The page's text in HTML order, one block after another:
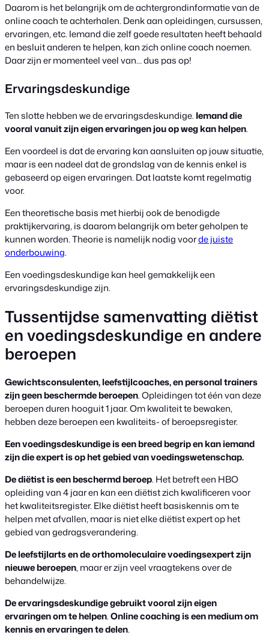
Daarom is het belangrijk om de achtergrondinformatie van de
online coach te achterhalen. Denk aan opleidingen, cursussen,
ervaringen, etc. Iemand die zelf goede resultaten heeft behaald
en besluit anderen te helpen, kan zich online coach noemen.
Daar zijn er momenteel veel van… dus pas op!
Ervaringsdeskundige
Ten slotte hebben we de ervaringsdeskundige. Iemand die
vooral vanuit zijn eigen ervaringen jou op weg kan helpen.
Een voordeel is dat de ervaring kan aansluiten op jouw situatie,
maar is een nadeel dat de grondslag van de kennis enkel is
gebaseerd op eigen ervaringen. Dat laatste komt regelmatig
voor.
Een theoretische basis met hierbij ook de benodigde
praktijkervaring, is daarom belangrijk om beter geholpen te
kunnen worden. Theorie is namelijk nodig voorde juiste
onderbouwing.
Een voedingsdeskundige kan heel gemakkelijk een
ervaringsdeskundige zijn.
Tussentijdse samenvatting diëtist
en voedingsdeskundige en andere
beroepen
Gewichtsconsulenten, leefstijlcoaches, en personal trainers
zijn geen beschermde beroepen. Opleidingen tot één van deze
beroepen duren hooguit 1 jaar. Om kwaliteit te bewaken,
hebben deze beroepen een kwaliteits- of beroepsregister.
Een voedingsdeskundige is een breed begrip en kan iemand
zijn die expert is op het gebied van voedingswetenschap.
De diëtist is een beschermd beroep. Het betreft een HBO
opleiding van 4 jaar en kan een diëtist zich kwalificeren voor
het kwaliteitsregister. Elke diëtist heeft basiskennis om te
helpen met afvallen, maar is niet elke diëtist expert op het
gebied van gedragsverandering.
De leefstijlarts en de orthomoleculaire voedingsexpert zijn
nieuwe beroepen, maar er zijn veel vraagtekens over de
behandelwijze.
De ervaringsdeskundige gebruikt vooral zijn eigen
ervaringen om te helpen.Online coaching is een medium om
kennis en ervaringen te delen.